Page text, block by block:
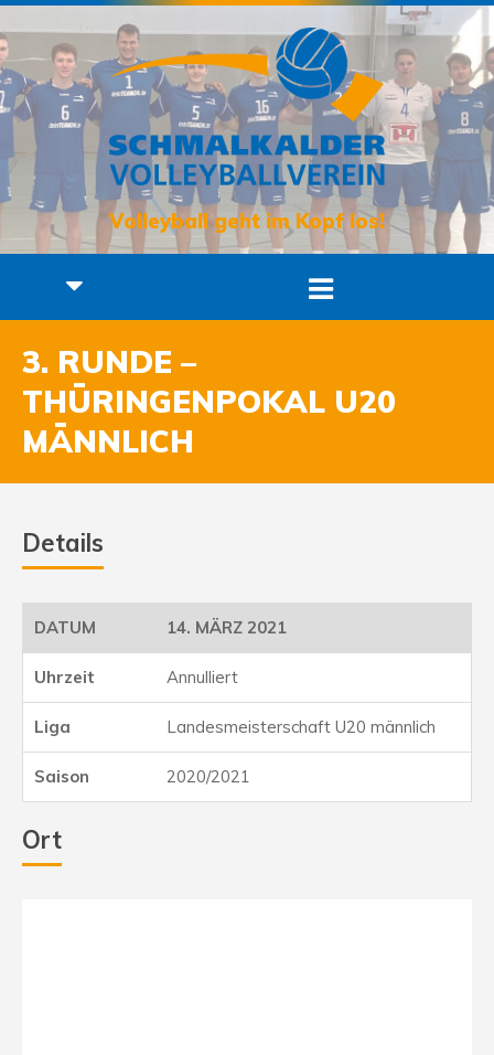
Volleyball geht im Kopf los!
3. RUNDE –
THÜRINGENPOKAL U20
MÄNNLICH
Details
14. MÄRZ 2021
Annulliert
Landesmeisterschaft U20 männlich
2020/2021
Ort